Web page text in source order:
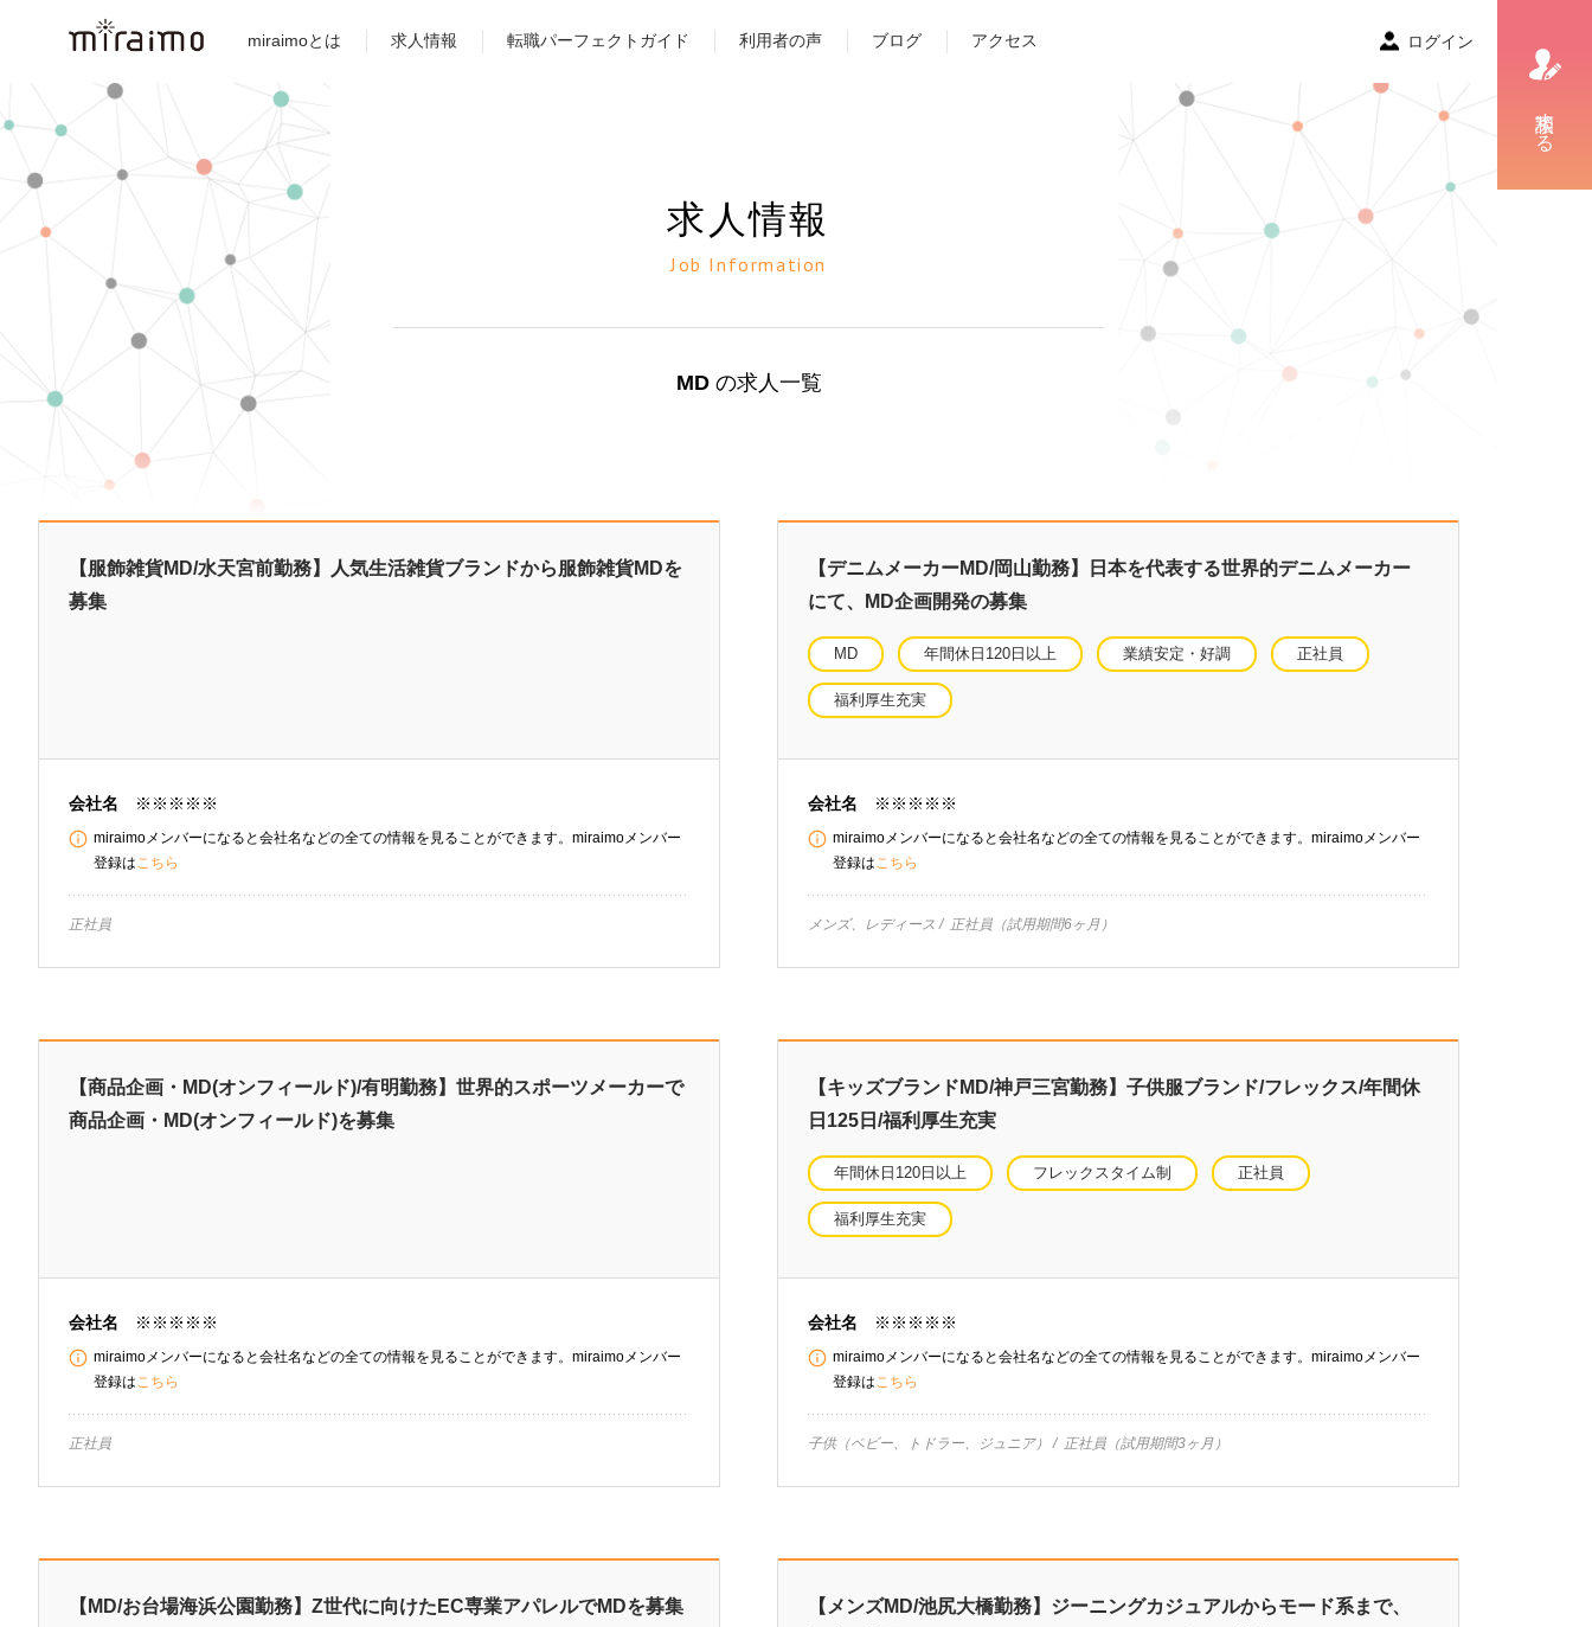
miraimoとは 求人情報 転職パーフェクトガイド 利用者の声 ブログ アクセス ログイン
相談する
求人情報
Job Information
MDの求人一覧
【服飾雑貨MD/水天宮前勤務】人気生活雑貨ブランドから服飾雑貨MDを
募集
会社名 ※※※※※
miraimoメンバーになると会社名などの全ての情報を見ることができます。miraimoメンバー
登録はこちら
正社員
【デニムメーカーMD/岡山勤務】日本を代表する世界的デニムメーカー
にて、MD企画開発の募集
MD 年間休日120日以上 業績安定・好調 正社員
福利厚生充実
会社名 ※※※※※
miraimoメンバーになると会社名などの全ての情報を見ることができます。miraimoメンバー
登録はこちら
メンズ、レディース 正社員（試用期間6ヶ月）
【商品企画・MD(オンフィールド)/有明勤務】世界的スポーツメーカーで
商品企画・MD(オンフィールド)を募集
会社名 ※※※※※
miraimoメンバーになると会社名などの全ての情報を見ることができます。miraimoメンバー
登録はこちら
正社員
【キッズブランドMD/神戸三宮勤務】子供服ブランド/フレックス/年間休
日125日/福利厚生充実
年間休日120日以上 フレックスタイム制 正社員
福利厚生充実
会社名 ※※※※※
miraimoメンバーになると会社名などの全ての情報を見ることができます。miraimoメンバー
登録はこちら
子供（ベビー、トドラー、ジュニア） 正社員（試用期間3ヶ月）
【MD/お台場海浜公園勤務】Z世代に向けたEC専業アパレルでMDを募集
【メンズMD/池尻大橋勤務】ジーニングカジュアルからモード系まで、